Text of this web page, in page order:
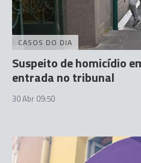
CASOS DO DIA
Suspeito de homicídio
entrada no tribunal
30 Abr 09:50